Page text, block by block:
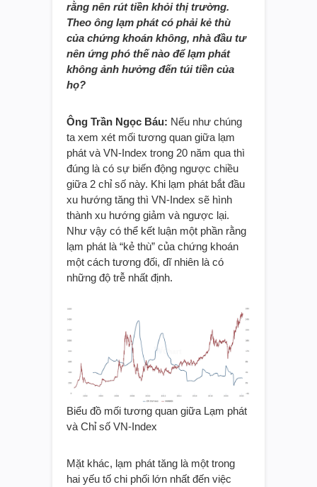
rằng nên rút tiền khỏi thị trường.
Theo ông lạm phát có phải kẻ thù
của chứng khoán không, nhà đầu tư
nên ứng phó thế nào để lạm phát
không ảnh hưởng đến túi tiền của
họ?
Ông Trần Ngọc Báu: Nếu như chúng
ta xem xét mối tương quan giữa lạm
phát và VN-Index trong 20 năm qua thì
đúng là có sự biến động ngược chiều
giữa 2 chỉ số này. Khi lạm phát bắt đầu
xu hướng tăng thì VN-Index sẽ hình
thành xu hướng giảm và ngược lại.
Như vậy có thể kết luận một phần rằng
lạm phát là “kẻ thù” của chứng khoán
một cách tương đối, dĩ nhiên là có
những độ trễ nhất định.
Biểu đồ mối tương quan giữa Lạm phát
và Chỉ số VN-Index
Mặt khác, lạm phát tăng là một trong
hai yếu tố chi phối lớn nhất đến việc